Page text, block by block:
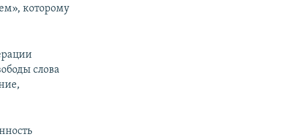
которому
слова